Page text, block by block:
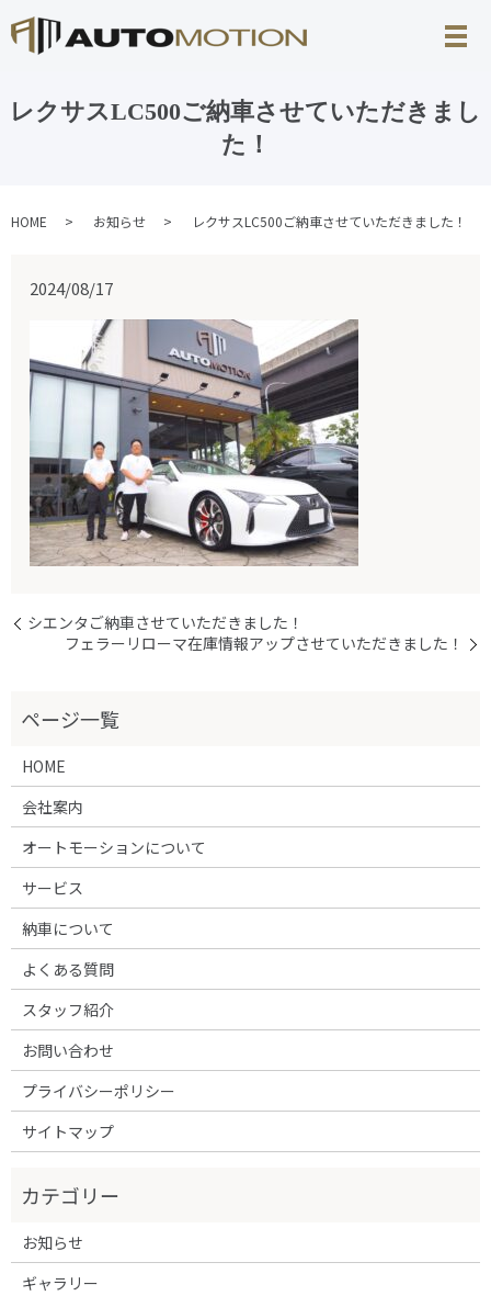
レクサスLC500ご納車させていただきまし
た！
HOME お知らせ レクサスLC500ご納車させていただきました！
2024/08/17
シエンタご納車させていただきました！
フェラーリローマ在庫情報アップさせていただきました！
HOME
会社案内
オートモーションについて
サービス
納車について
よくある質問
スタッフ紹介
お問い合わせ
プライバシーポリシー
サイトマップ
お知らせ
ギャラリー